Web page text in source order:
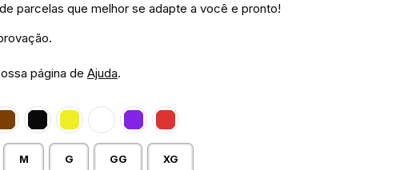
parcelas que melhor se adapte a você e pronto!
página deAjuda.
M G GG XG